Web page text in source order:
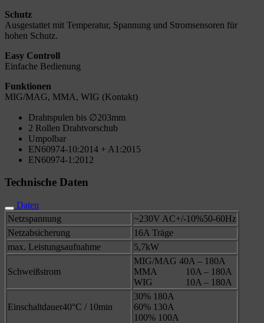
Schutz
Ausgestattet mit Temperatur, Spannung und Stromsensoren für
hohen Schutz.
Easy Controll
Einfache Bedienung
Funktionen
MIG/MAG, MMA, WIG (Kontakt)
Drahtspulen bis ∅203mm
2 Rollen Drahtvorschub
Umpolbar
EN60974-10:2014 + A1:2015
EN60974-1:2012
Technische Daten
Daten
Netzspannung
~230V AC+/-10%50-60Hz
Netzabsicherung
16A Träge
max. Leistungsaufnahme
5,7kW
Schweißstrom
MIG/MAG 40A – 180A
MMA 10A – 180A
WIG 10A – 180A
Einschaltdauer40°C / 10min
30% 180A
60% 130A
100% 100A